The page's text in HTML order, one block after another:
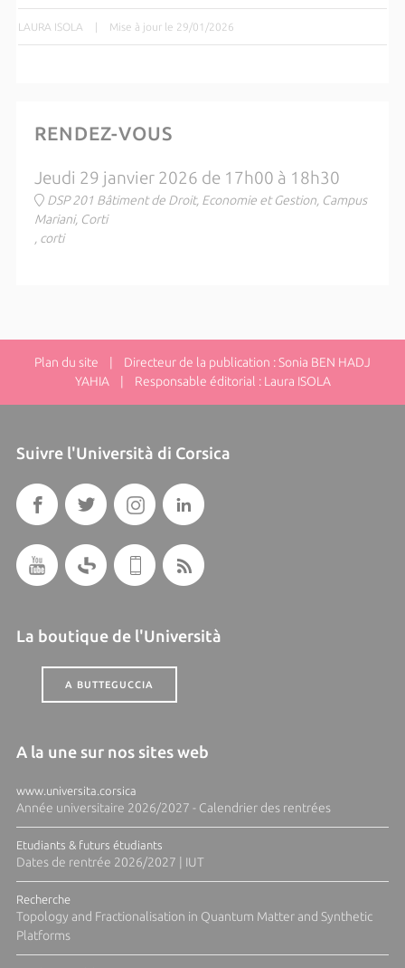
LAURA ISOLA | Mise à jour le 29/01/2026
RENDEZ-VOUS
Jeudi 29 janvier 2026 de 17h00 à 18h30
DSP 201 Bâtiment de Droit, Economie et Gestion, Campus
Mariani, Corti
, corti
Plan du site | Directeur de la publication : Sonia BEN HADJ
YAHIA | Responsable éditorial : Laura ISOLA
Suivre l'Università di Corsica
La boutique de l'Università
A BUTTEGUCCIA
A la une sur nos sites web
www.universita.corsica
Année universitaire 2026/2027 - Calendrier des rentrées
Etudiants & futurs étudiants
Dates de rentrée 2026/2027 | IUT
Recherche
Topology and Fractionalisation in Quantum Matter and Synthetic
Platforms